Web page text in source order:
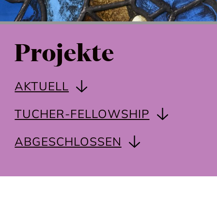
Projekte
AKTUELL
TUCHER-FELLOWSHIP
ABGESCHLOSSEN